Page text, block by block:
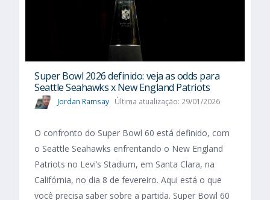
Super Bowl 2026 definido: veja as odds para
Seattle Seahawks x New England Patriots
Jordan Ramsay Última atualização: 29/01/2026
O confronto do Super Bowl 60 está definido, com
o Seattle Seahawks enfrentando o New England
Patriots no Levi’s Stadium, em Santa Clara, na
Califórnia, no dia 8 de fevereiro. Aqui está o que
você precisa saber sobre a partida. Super Bowl 60